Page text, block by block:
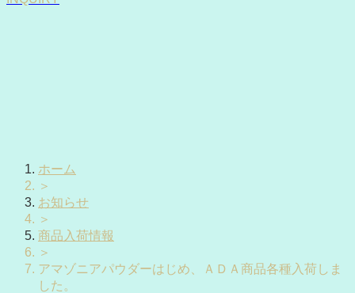
ホーム
＞
お知らせ
＞
商品入荷情報
＞
アマゾニアパウダーはじめ、ＡＤＡ商品各種入荷しま
した。